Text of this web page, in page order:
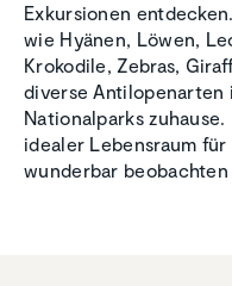
Exkursionen
wie Hyänen, Löwen,
Krokodile, Zebras,
diverse Antilopenarten
Nationalparks
idealer Lebensraum
wunderbar beobachten